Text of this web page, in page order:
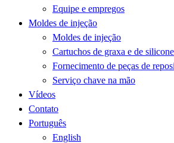
Equipe e empregos
Moldes de injeção
Moldes de injeção
Cartuchos de graxa e de silicone
Fornecimento de peças de
Serviço chave na mão
Vídeos
Contato
Português
English